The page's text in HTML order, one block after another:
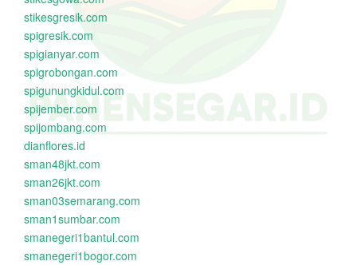
stikesgresik.com
spigresik.com
spigianyar.com
spigrobongan.com
spigunungkidul.com
spijember.com
spijombang.com
dianflores.id
sman48jkt.com
sman26jkt.com
sman03semarang.com
sman1sumbar.com
smanegeri1bantul.com
smanegeri1bogor.com